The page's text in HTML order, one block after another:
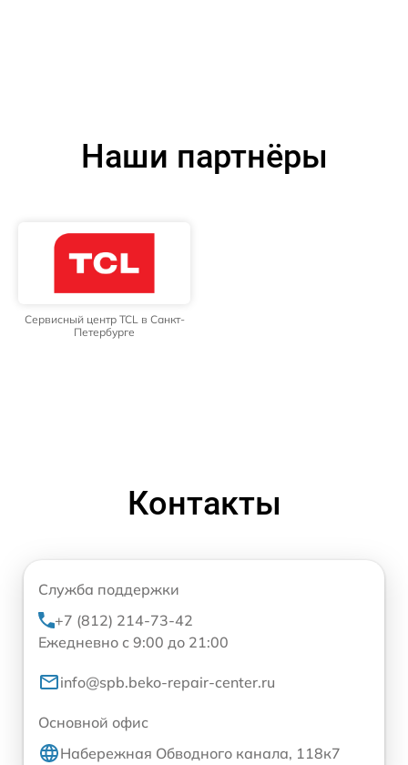
Наши партнёры
Сервисный центр TCL в Санкт-
Петербурге
Контакты
Служба поддержки
+7 (812) 214-73-42
Ежедневно с 9:00 до 21:00
info@spb.beko-repair-center.ru
Основной офис
Набережная Обводного канала, 118к7